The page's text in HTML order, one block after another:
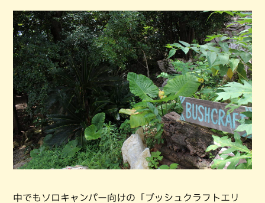
中でもソロキャンパー向けの「ブッシュクラフトエリ